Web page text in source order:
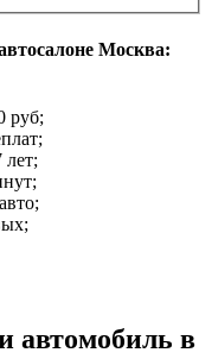
Москва:
руб;
лет;
;
;
автомобиль в